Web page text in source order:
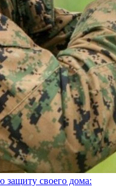
защиту своего дома: